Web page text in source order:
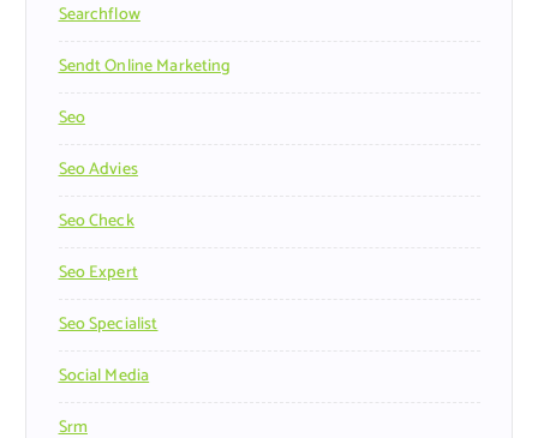
Searchflow
Sendt Online Marketing
Seo
Seo Advies
Seo Check
Seo Expert
Seo Specialist
Social Media
Srm